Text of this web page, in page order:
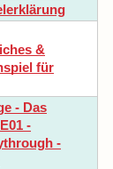
&
für
- Das
-
-